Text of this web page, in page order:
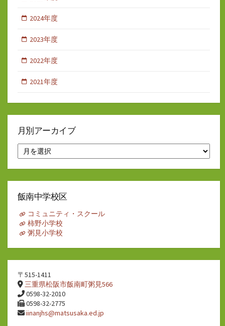
2024年度
2023年度
2022年度
2021年度
月別アーカイブ
別
ア
イ
飯南中学校区
コミュニティ・スクール
柿野小学校
粥見小学校
〒515-1411
三重県松阪市飯南町粥見566
0598-32-2010
0598-32-2775
iinanjhs@matsusaka.ed.jp